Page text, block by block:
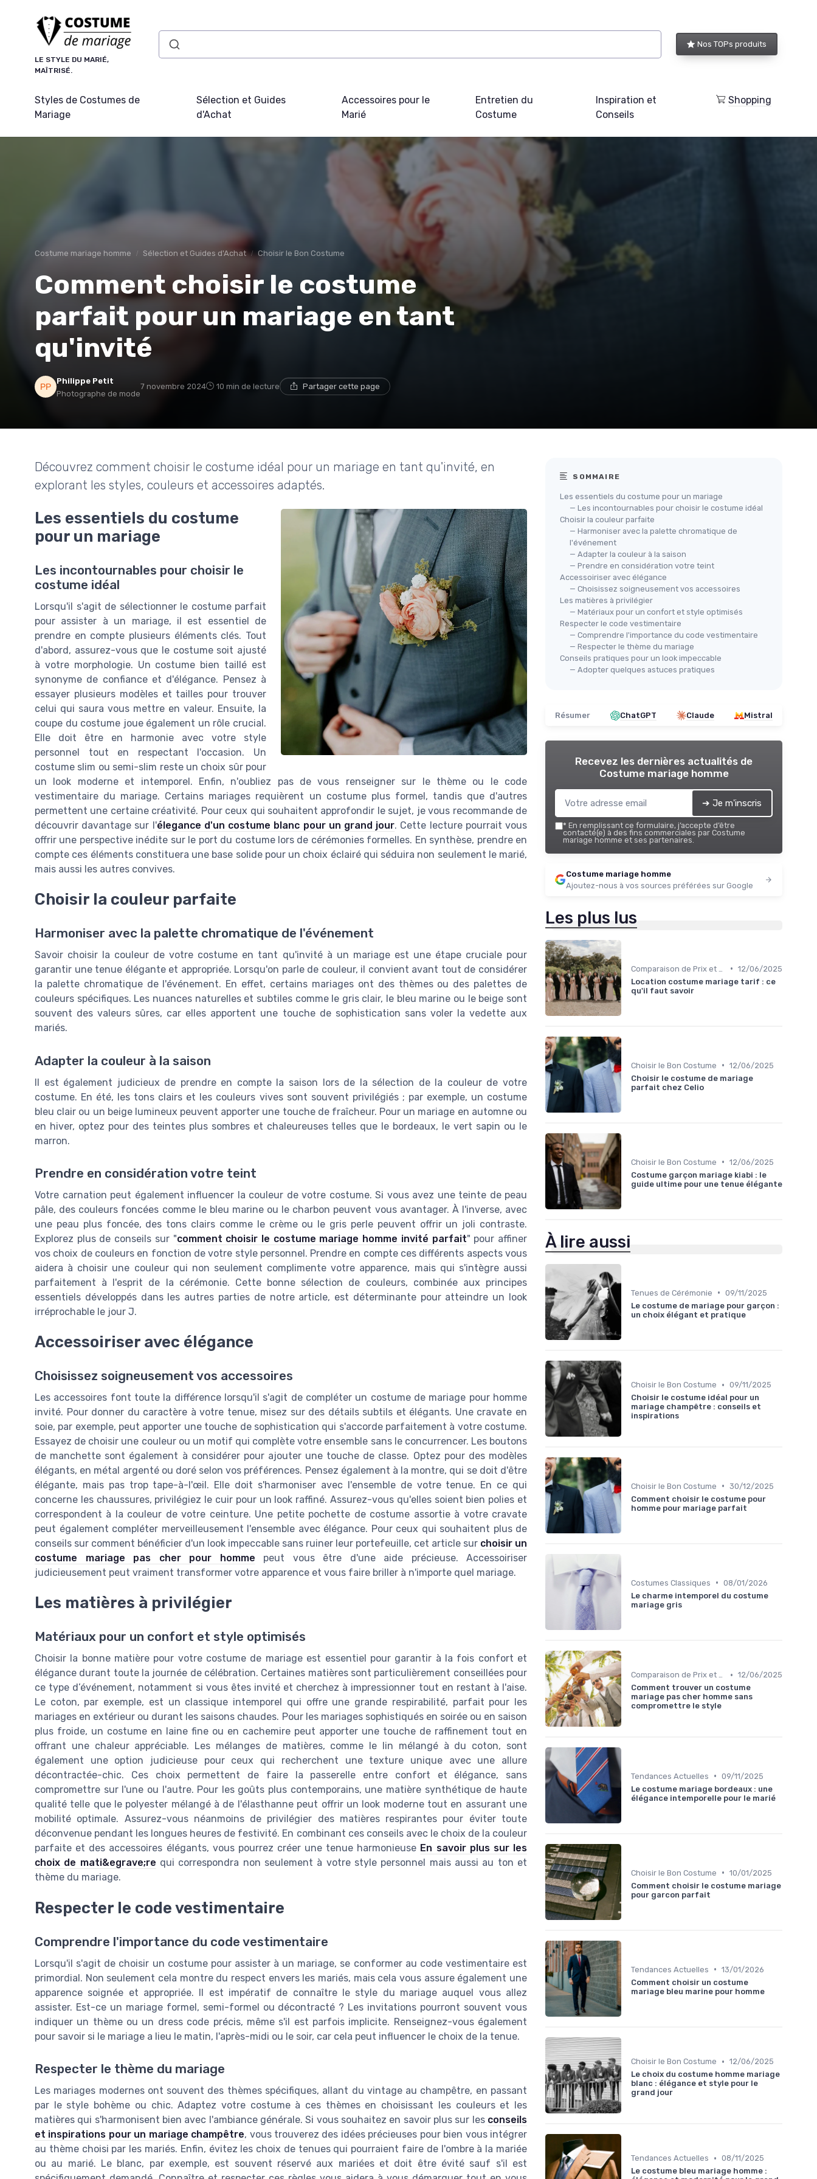
LE STYLE DU MARIÉ,
MAÎTRISÉ.
Nos TOPs produits
Styles de Costumes de
Mariage
Sélection et Guides
d'Achat
Accessoires pour le
Marié
Entretien du
Costume
Inspiration et
Conseils
Shopping
Costume mariage homme Sélection et Guides d'Achat Choisir le Bon Costume
Comment choisir le costume
parfait pour un mariage en tant
qu'invité
Philippe Petit
Photographe de mode
7 novembre 2024 10 min de lecture Partager cette page
Découvrez comment choisir le costume idéal pour un mariage en tant qu'invité, en
explorant les styles, couleurs et accessoires adaptés.
Les essentiels du costume
pour un mariage
Les incontournables pour choisir le
costume idéal
Lorsqu'il s'agit de sélectionner le costume parfait
pour assister à un mariage, il est essentiel de
prendre en compte plusieurs éléments clés. Tout
d'abord, assurez-vous que le costume soit ajusté
à votre morphologie. Un costume bien taillé est
synonyme de confiance et d'élégance. Pensez à
essayer plusieurs modèles et tailles pour trouver
celui qui saura vous mettre en valeur. Ensuite, la
coupe du costume joue également un rôle crucial.
Elle doit être en harmonie avec votre style
personnel tout en respectant l'occasion. Un
costume slim ou semi-slim reste un choix sûr pour
un look moderne et intemporel. Enfin, n'oubliez pas de vous renseigner sur le thème ou le code
vestimentaire du mariage. Certains mariages requièrent un costume plus formel, tandis que d'autres
permettent une certaine créativité. Pour ceux qui souhaitent approfondir le sujet, je vous recommande de
découvrir davantage sur l'élegance d'un costume blanc pour un grand jour. Cette lecture pourrait vous
offrir une perspective inédite sur le port du costume lors de cérémonies formelles. En synthèse, prendre en
compte ces éléments constituera une base solide pour un choix éclairé qui séduira non seulement le marié,
mais aussi les autres convives.
Choisir la couleur parfaite
Harmoniser avec la palette chromatique de l'événement
Savoir choisir la couleur de votre costume en tant qu'invité à un mariage est une étape cruciale pour
garantir une tenue élégante et appropriée. Lorsqu'on parle de couleur, il convient avant tout de considérer
la palette chromatique de l'événement. En effet, certains mariages ont des thèmes ou des palettes de
couleurs spécifiques. Les nuances naturelles et subtiles comme le gris clair, le bleu marine ou le beige sont
souvent des valeurs sûres, car elles apportent une touche de sophistication sans voler la vedette aux
mariés.
Adapter la couleur à la saison
Il est également judicieux de prendre en compte la saison lors de la sélection de la couleur de votre
costume. En été, les tons clairs et les couleurs vives sont souvent privilégiés ; par exemple, un costume
bleu clair ou un beige lumineux peuvent apporter une touche de fraîcheur. Pour un mariage en automne ou
en hiver, optez pour des teintes plus sombres et chaleureuses telles que le bordeaux, le vert sapin ou le
marron.
Prendre en considération votre teint
Votre carnation peut également influencer la couleur de votre costume. Si vous avez une teinte de peau
pâle, des couleurs foncées comme le bleu marine ou le charbon peuvent vous avantager. À l'inverse, avec
une peau plus foncée, des tons clairs comme le crème ou le gris perle peuvent offrir un joli contraste.
Explorez plus de conseils sur "comment choisir le costume mariage homme invité parfait" pour affiner
vos choix de couleurs en fonction de votre style personnel. Prendre en compte ces différents aspects vous
aidera à choisir une couleur qui non seulement complimente votre apparence, mais qui s'intègre aussi
parfaitement à l'esprit de la cérémonie. Cette bonne sélection de couleurs, combinée aux principes
essentiels développés dans les autres parties de notre article, est déterminante pour atteindre un look
irréprochable le jour J.
Accessoiriser avec élégance
Choisissez soigneusement vos accessoires
Les accessoires font toute la différence lorsqu'il s'agit de compléter un costume de mariage pour homme
invité. Pour donner du caractère à votre tenue, misez sur des détails subtils et élégants. Une cravate en
soie, par exemple, peut apporter une touche de sophistication qui s'accorde parfaitement à votre costume.
Essayez de choisir une couleur ou un motif qui complète votre ensemble sans le concurrencer. Les boutons
de manchette sont également à considérer pour ajouter une touche de classe. Optez pour des modèles
élégants, en métal argenté ou doré selon vos préférences. Pensez également à la montre, qui se doit d'être
élégante, mais pas trop tape-à-l'œil. Elle doit s'harmoniser avec l'ensemble de votre tenue. En ce qui
concerne les chaussures, privilégiez le cuir pour un look raffiné. Assurez-vous qu'elles soient bien polies et
correspondent à la couleur de votre ceinture. Une petite pochette de costume assortie à votre cravate
peut également compléter merveilleusement l'ensemble avec élégance. Pour ceux qui souhaitent plus de
conseils sur comment bénéficier d'un look impeccable sans ruiner leur portefeuille, cet article sur choisir un
costume mariage pas cher pour homme peut vous être d'une aide précieuse. Accessoiriser
judicieusement peut vraiment transformer votre apparence et vous faire briller à n'importe quel mariage.
Les matières à privilégier
Matériaux pour un confort et style optimisés
Choisir la bonne matière pour votre costume de mariage est essentiel pour garantir à la fois confort et
élégance durant toute la journée de célébration. Certaines matières sont particulièrement conseillées pour
ce type d’événement, notamment si vous êtes invité et cherchez à impressionner tout en restant à l'aise.
Le coton, par exemple, est un classique intemporel qui offre une grande respirabilité, parfait pour les
mariages en extérieur ou durant les saisons chaudes. Pour les mariages sophistiqués en soirée ou en saison
plus froide, un costume en laine fine ou en cachemire peut apporter une touche de raffinement tout en
offrant une chaleur appréciable. Les mélanges de matières, comme le lin mélangé à du coton, sont
également une option judicieuse pour ceux qui recherchent une texture unique avec une allure
décontractée-chic. Ces choix permettent de faire la passerelle entre confort et élégance, sans
compromettre sur l'une ou l'autre. Pour les goûts plus contemporains, une matière synthétique de haute
qualité telle que le polyester mélangé à de l'élasthanne peut offrir un look moderne tout en assurant une
mobilité optimale. Assurez-vous néanmoins de privilégier des matières respirantes pour éviter toute
déconvenue pendant les longues heures de festivité. En combinant ces conseils avec le choix de la couleur
parfaite et des accessoires élégants, vous pourrez créer une tenue harmonieuse En savoir plus sur les
choix de mati&egrave;re qui correspondra non seulement à votre style personnel mais aussi au ton et
thème du mariage.
Respecter le code vestimentaire
Comprendre l'importance du code vestimentaire
Lorsqu'il s'agit de choisir un costume pour assister à un mariage, se conformer au code vestimentaire est
primordial. Non seulement cela montre du respect envers les mariés, mais cela vous assure également une
apparence soignée et appropriée. Il est impératif de connaître le style du mariage auquel vous allez
assister. Est-ce un mariage formel, semi-formel ou décontracté ? Les invitations pourront souvent vous
indiquer un thème ou un dress code précis, même s'il est parfois implicite. Renseignez-vous également
pour savoir si le mariage a lieu le matin, l'après-midi ou le soir, car cela peut influencer le choix de la tenue.
Respecter le thème du mariage
Les mariages modernes ont souvent des thèmes spécifiques, allant du vintage au champêtre, en passant
par le style bohème ou chic. Adaptez votre costume à ces thèmes en choisissant les couleurs et les
matières qui s'harmonisent bien avec l'ambiance générale. Si vous souhaitez en savoir plus sur les conseils
et inspirations pour un mariage champêtre, vous trouverez des idées précieuses pour bien vous intégrer
au thème choisi par les mariés. Enfin, évitez les choix de tenues qui pourraient faire de l'ombre à la mariée
ou au marié. Le blanc, par exemple, est souvent réservé aux mariées et doit être évité sauf s'il est
SOMMAIRE
Les essentiels du costume pour un mariage
— Les incontournables pour choisir le costume idéal
Choisir la couleur parfaite
— Harmoniser avec la palette chromatique de
l'événement
— Adapter la couleur à la saison
— Prendre en considération votre teint
Accessoiriser avec élégance
— Choisissez soigneusement vos accessoires
Les matières à privilégier
— Matériaux pour un confort et style optimisés
Respecter le code vestimentaire
— Comprendre l'importance du code vestimentaire
— Respecter le thème du mariage
Conseils pratiques pour un look impeccable
— Adopter quelques astuces pratiques
Résumer ChatGPT Claude Mistral
Recevez les dernières actualités de
Costume mariage homme
➔ Je m'inscris
* En remplissant ce formulaire, j’accepte d’être
contacté(e) à des fins commerciales par Costume
mariage homme et ses partenaires.
Costume mariage homme
Ajoutez-nous à vos sources préférées sur Google
Les plus lus
• 12/06/2025
Location costume mariage tarif : ce
qu'il faut savoir
Choisir le Bon Costume • 12/06/2025
Choisir le costume de mariage
parfait chez Celio
Choisir le Bon Costume • 12/06/2025
Costume garçon mariage kiabi : le
guide ultime pour une tenue élégante
À lire aussi
Tenues de Cérémonie • 09/11/2025
Le costume de mariage pour garçon :
un choix élégant et pratique
Choisir le Bon Costume • 09/11/2025
Choisir le costume idéal pour un
mariage champêtre : conseils et
inspirations
Choisir le Bon Costume • 30/12/2025
Comment choisir le costume pour
homme pour mariage parfait
Costumes Classiques • 08/01/2026
Le charme intemporel du costume
mariage gris
Comparaison de Prix et de Marques • 12/06/2025
Comment trouver un costume
mariage pas cher homme sans
compromettre le style
Tendances Actuelles • 09/11/2025
Le costume mariage bordeaux : une
élégance intemporelle pour le marié
Choisir le Bon Costume • 10/01/2025
Comment choisir le costume mariage
pour garcon parfait
Tendances Actuelles • 13/01/2026
Comment choisir un costume
mariage bleu marine pour homme
Choisir le Bon Costume • 12/06/2025
Le choix du costume homme mariage
blanc : élégance et style pour le
grand jour
Tendances Actuelles • 08/11/2025
Le costume bleu mariage homme :